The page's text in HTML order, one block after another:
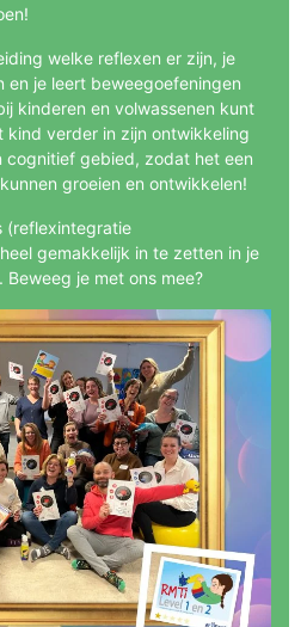
welke reflexen er zijn, je
je leert beweegoefeningen
kinderen en volwassenen kunt
kind verder in zijn ontwikkeling
cognitief gebied, zodat het een
groeien en ontwikkelen!
(reflexintegratie
gemakkelijk in te zetten in je
je met ons mee?